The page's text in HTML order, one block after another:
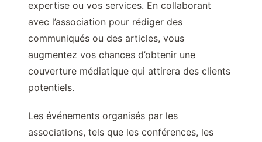
expertise ou vos services. En collaborant
avec l’association pour rédiger des
communiqués ou des articles, vous
augmentez vos chances d’obtenir une
couverture médiatique qui attirera des clients
potentiels.
Les événements organisés par les
associations, tels que les conférences, les